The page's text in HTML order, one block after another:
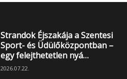
Strandok Éjszakája a Szentesi
Sport- és Üdülőközpontban –
egy felejthetetlen nyá…
2026.07.22.